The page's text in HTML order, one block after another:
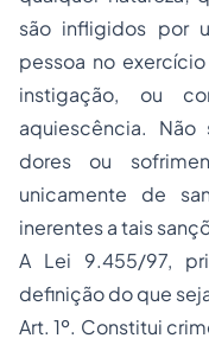
são infligidos por
pessoa no
instigação, ou
aquiescência.
dores ou
unicamente de
inerentes a tais
A Lei 9.455/97,
definição do que
Art. 1º. Constitui